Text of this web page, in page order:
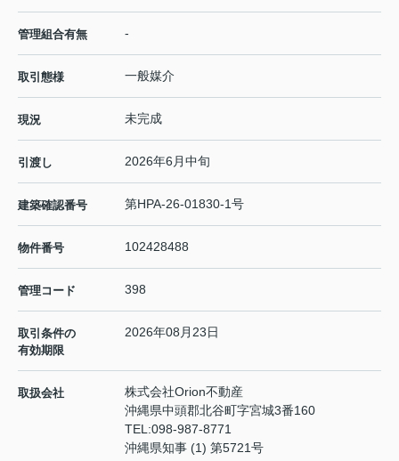
管理組合有無 -
取引態様 一般媒介
現況 未完成
引渡し 2026年6月中旬
建築確認番号 第HPA-26-01830-1号
物件番号 102428488
管理コード 398
取引条件の
有効期限
2026年08月23日
取扱会社
株式会社Orion不動産
沖縄県中頭郡北谷町字宮城3番160
TEL:098-987-8771
沖縄県知事 (1) 第5721号